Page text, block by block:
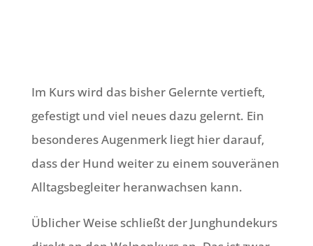
Im Kurs wird das bisher Gelernte vertieft,
gefestigt und viel neues dazu gelernt. Ein
besonderes Augenmerk liegt hier darauf,
dass der Hund weiter zu einem souveränen
Alltagsbegleiter heranwachsen kann.
Üblicher Weise schließt der Junghundekurs